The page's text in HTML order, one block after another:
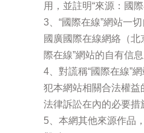
用，並註明“來源：國
3、“國際在線”網站一
國廣國際在線網絡（
際在線”網站的自有信息
4、對謊稱“國際在線”
犯本網站相關合法權
法律訴訟在內的必要措
5、本網其他來源作品